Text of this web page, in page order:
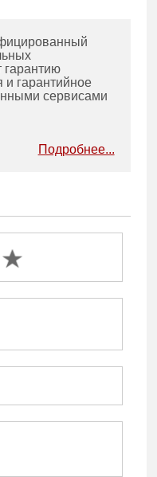
гарантию
и гарантийное
сервисами
Подробнее...